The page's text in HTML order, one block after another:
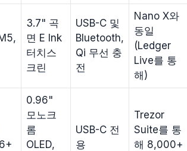
3.7" 곡
면 E Ink
터치스
크린
USB-C 및
Bluetooth,
Qi 무선 충
전
Nano X와
동일
(Ledger
Live를 통
해)
0.96"
모노크
롬
OLED,
USB-C 전
용
Trezor
Suite를 통
해 8,000+